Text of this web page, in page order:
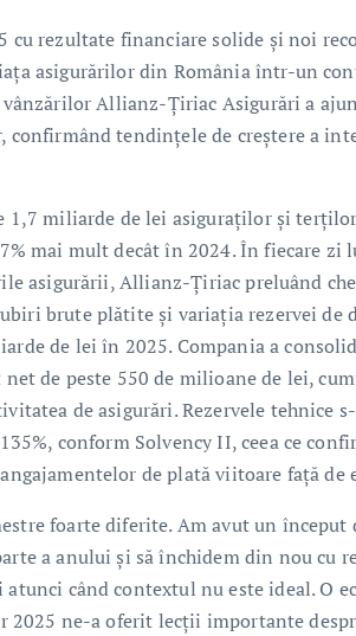
cu rezultate financiare solide și noi
asigurărilor din România într-un
Allianz-Țiriac Asigurări a
confirmând tendințele de creștere a
miliarde de lei asiguraților și
mai mult decât în 2024. În fiecare
asigurării, Allianz-Țiriac preluând
brute plătite și variația rezervei de
de lei în 2025. Compania a
de peste 550 de milioane de lei,
de asigurări. Rezervele tehnice
conform Solvency II, ceea ce
de plată viitoare față de
foarte diferite. Am avut un
a anului și să închidem din nou cu
când contextul nu este ideal. O
2025 ne-a oferit lecții importante